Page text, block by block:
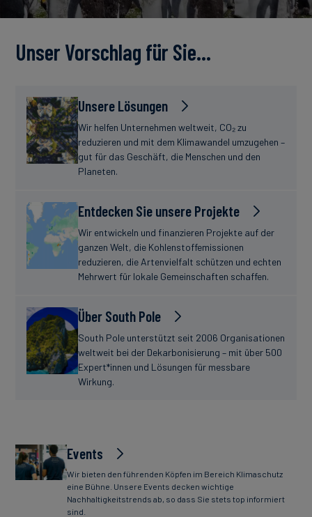
Unser Vorschlag für Sie…
Unsere Lösungen
Wir helfen Unternehmen weltweit, CO₂ zu
reduzieren und mit dem Klimawandel umzugehen –
gut für das Geschäft, die Menschen und den
Planeten.
Entdecken Sie unsere Projekte
Wir entwickeln und finanzieren Projekte auf der
ganzen Welt, die Kohlenstoffemissionen
reduzieren, die Artenvielfalt schützen und echten
Mehrwert für lokale Gemeinschaften schaffen.
Über South Pole
South Pole unterstützt seit 2006 Organisationen
weltweit bei der Dekarbonisierung – mit über 500
Expert*innen und Lösungen für messbare
Wirkung.
Events
Wir bieten den führenden Köpfen im Bereich Klimaschutz
eine Bühne. Unsere Events decken wichtige
Nachhaltigkeitstrends ab, so dass Sie stets top informiert
sind.